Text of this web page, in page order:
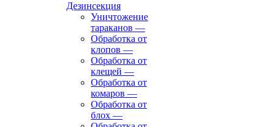
Дезинсекция
Уничтожение
тараканов —
Обработка от
клопов —
Обработка от
клещей —
Обработка от
комаров —
Обработка от
блох —